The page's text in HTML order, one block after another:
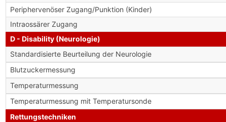
Periphervenöser Zugang/Punktion (Kinder)
Intraossärer Zugang
D - Disability (Neurologie)
Standardisierte Beurteilung der Neurologie
Blutzuckermessung
Temperaturmessung
Temperaturmessung mit Temperatursonde
Rettungstechniken